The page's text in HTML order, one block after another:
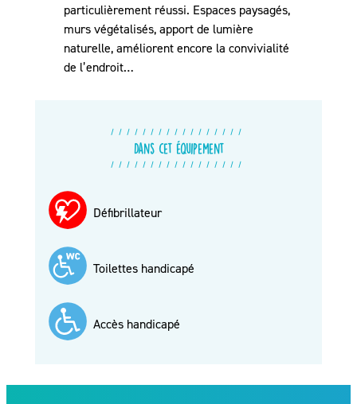
particulièrement réussi. Espaces paysagés,
murs végétalisés, apport de lumière
naturelle, améliorent encore la convivialité
de l’endroit…
Dans cet équipement
Défibrillateur
Toilettes handicapé
Accès handicapé